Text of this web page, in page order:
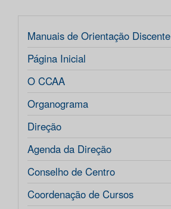
Manuais de Orientação Discente
Página Inicial
O CCAA
Organograma
Direção
Agenda da Direção
Conselho de Centro
Coordenação de Cursos